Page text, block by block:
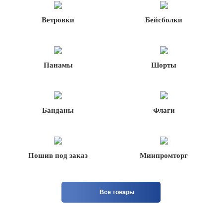
Ветровки Бейсболки
Панамы Шорты
Банданы Флаги
Пошив под заказ Минпромторг
Все товары